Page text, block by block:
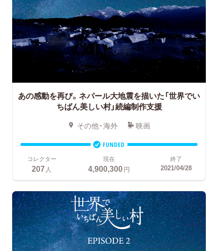
あの感動を再び。ネパール大地震を描いた「世界でい
ちばん美しい村」続編制作支援
その他・海外 映画
FUNDED
コレクター
207人
現在
4,900,300円
終了
2021/04/28